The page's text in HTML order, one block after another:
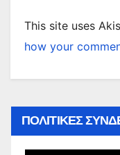
This site uses
how your
ΠΟΛΙΤΙΚΕΣ